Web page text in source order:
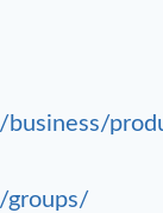
groups/